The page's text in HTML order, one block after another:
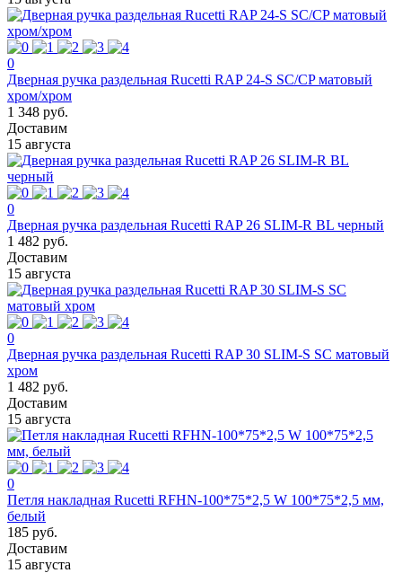
0
Дверная ручка раздельная Rucetti RAP 24-S SC/CP матовый
хром/хром
1 348 руб.
Доставим
15 августа
0
Дверная ручка раздельная Rucetti RAP 26 SLIM-R BL черный
1 482 руб.
Доставим
15 августа
0
Дверная ручка раздельная Rucetti RAP 30 SLIM-S SC матовый
хром
1 482 руб.
Доставим
15 августа
0
Петля накладная Rucetti RFHN-100*75*2,5 W 100*75*2,5 мм,
белый
185 руб.
Доставим
15 августа